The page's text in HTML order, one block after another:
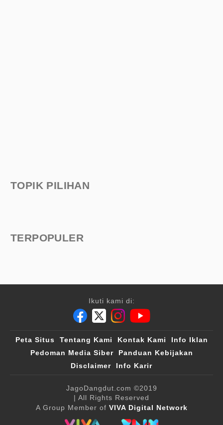
TOPIK PILIHAN
TERPOPULER
Ikuti kami di:
Peta Situs Tentang Kami Kontak Kami
Info Iklan
Pedoman Media Siber
Panduan Kebijakan
Disclaimer
Info Karir
JagoDangdut.com ©2019
| All Rights Reserved
A Group Member of VIVA Digital Network